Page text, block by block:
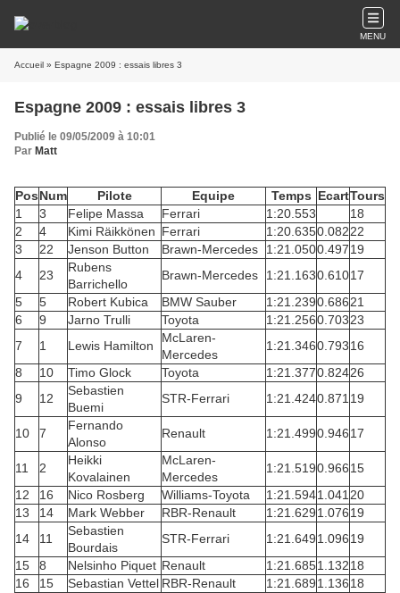
MENU
Accueil » Espagne 2009 : essais libres 3
Espagne 2009 : essais libres 3
Publié le 09/05/2009 à 10:01
Par Matt
PosNum Pilote Equipe Temps EcartTours
1
3 Felipe Massa Ferrari 1:20.553
18
2
4 Kimi Räikkönen Ferrari 1:20.6350.08222
3
22 Jenson Button Brawn-Mercedes 1:21.0500.49719
4
23
Rubens
Barrichello
Brawn-Mercedes 1:21.1630.61017
5
5 Robert Kubica BMW Sauber 1:21.2390.68621
6
9 Jarno Trulli Toyota 1:21.2560.70323
7
1 Lewis Hamilton
McLaren-
Mercedes
1:21.3460.79316
8
10 Timo Glock Toyota 1:21.3770.82426
9
12
Sebastien
Buemi
STR-Ferrari 1:21.4240.871 19
10 7
Fernando
Alonso
Renault 1:21.4990.94617
11 2
Heikki
Kovalainen
McLaren-
Mercedes
1:21.5190.96615
12
16 Nico Rosberg Williams-Toyota 1:21.5941.041 20
13
14 Mark Webber RBR-Renault 1:21.6291.07619
14
11
Sebastien
Bourdais
STR-Ferrari 1:21.6491.09619
15
8 Nelsinho Piquet Renault 1:21.6851.13218
16
15 Sebastian Vettel RBR-Renault 1:21.6891.13618